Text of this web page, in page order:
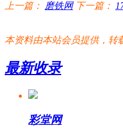
上一篇： 磨铁网 下一篇：
本资料由本站会员提供，转
最新收录
彩堂网